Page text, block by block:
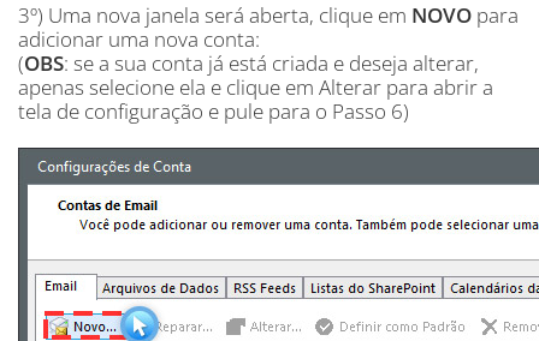
3º) Uma nova janela será aberta, clique em NOVO para
adicionar uma nova conta:
(OBS: se a sua conta já está criada e deseja alterar,
apenas selecione ela e clique em Alterar para abrir a
tela de configuração e pule para o Passo 6)